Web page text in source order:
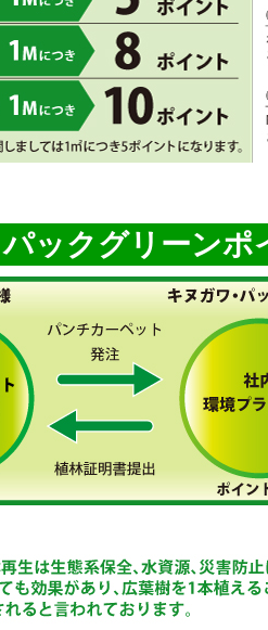
ックグリーンポ